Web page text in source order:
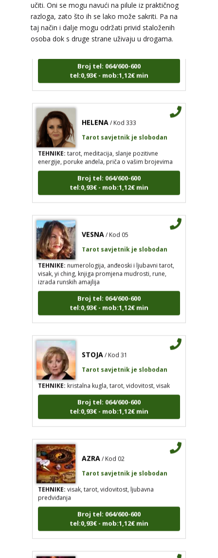
učiti. Oni se mogu navući na pilule iz praktičnog
razloga, zato što ih se lako može sakriti. Pa na
taj način i dalje mogu održati privid staloženih
osoba dok s druge strane uživaju u drogama.
ŽANA / Kod 135
Tarot savjetnik je slobodan
TEHNIKE: tarot, astrologija, rune
Broj tel: 064/600-600
tel:0,93€ - mob:1,12€ min
TEHNIKE:tarot, meditacija, slanje pozitivne
energije, poruke anđela, priča o vašim brojevima
Broj tel: 064/600-600
tel:0,93€ - mob:1,12€ min
TEHNIKE:numerologija, anđeoski i ljubavni tarot,
visak, yi ching, knjiga promjena mudrosti, rune,
izrada runskih amajlija
Broj tel: 064/600-600
tel:0,93€ - mob:1,12€ min
Tarot savjetnik je slobodan
TEHNIKE:kristalna kugla, tarot, vidovitost, visak
Broj tel: 064/600-600
tel:0,93€ - mob:1,12€ min
TEHNIKE:visak, tarot, vidovitost, ljubavna
predviđanja
Broj tel: 064/600-600
tel:0,93€ - mob:1,12€ min